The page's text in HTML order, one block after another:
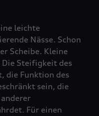
leichte
Nässe. Schon
Scheibe. Kleine
Steifigkeit des
die Funktion des
sein, die
Für einen